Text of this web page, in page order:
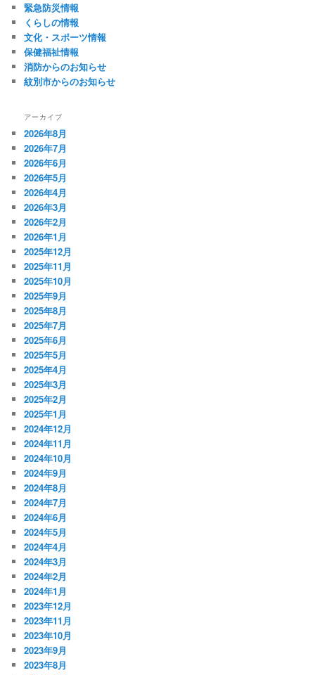
緊急防災情報
くらしの情報
文化・スポーツ情報
保健福祉情報
消防からのお知らせ
紋別市からのお知らせ
アーカイブ
2026年8月
2026年7月
2026年6月
2026年5月
2026年4月
2026年3月
2026年2月
2026年1月
2025年12月
2025年11月
2025年10月
2025年9月
2025年8月
2025年7月
2025年6月
2025年5月
2025年4月
2025年3月
2025年2月
2025年1月
2024年12月
2024年11月
2024年10月
2024年9月
2024年8月
2024年7月
2024年6月
2024年5月
2024年4月
2024年3月
2024年2月
2024年1月
2023年12月
2023年11月
2023年10月
2023年9月
2023年8月